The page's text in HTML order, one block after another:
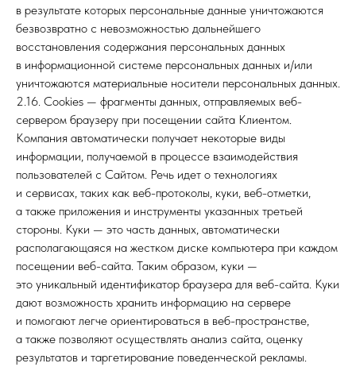
в результате которых персональные данные уничтожаются
безвозвратно с невозможностью дальнейшего
восстановления содержания персональных данных
в информационной системе персональных данных и/или
уничтожаются материальные носители персональных данных.
2.16. Cookies — фрагменты данных, отправляемых веб-
сервером браузеру при посещении сайта Клиентом.
Компания автоматически получает некоторые виды
информации, получаемой в процессе взаимодействия
пользователей с Cайтом. Речь идет о технологиях
и сервисах, таких как веб-протоколы, куки, веб-отметки,
а также приложения и инструменты указанных третьей
стороны. Куки — это часть данных, автоматически
располагающаяся на жестком диске компьютера при каждом
посещении веб-сайта. Таким образом, куки —
это уникальный идентификатор браузера для веб-сайта. Куки
дают возможность хранить информацию на сервере
и помогают легче ориентироваться в веб-пространстве,
а также позволяют осуществлять анализ сайта, оценку
результатов и таргетирование поведенческой рекламы.